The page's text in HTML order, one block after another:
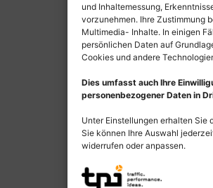
und Inhaltemessung,
vorzunehmen. Ihre Zustimmung
Multimedia- Inhalte. In einigen
persönlichen Daten auf
Cookies und andere
Dies umfasst auch Ihre
personenbezogener Daten in
Unter Einstellungen erhalten Sie
Sie können Ihre Auswahl
widerrufen oder anpassen.